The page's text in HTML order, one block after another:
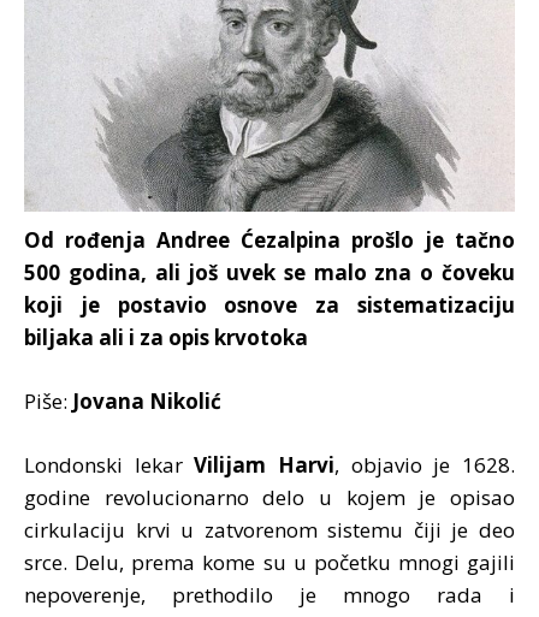
Od rođenja Andree Ćezalpina prošlo je tačno
500 godina, ali još uvek se malo zna o čoveku
koji je postavio osnove za sistematizaciju
biljaka ali i za opis krvotoka
Piše: Jovana Nikolić
Londonski lekarVilijam Harvi, objavio je 1628.
godine revolucionarno delo u kojem je opisao
cirkulaciju krvi u zatvorenom sistemu čiji je deo
srce. Delu, prema kome su u početku mnogi gajili
nepoverenje, prethodilo je mnogo rada i